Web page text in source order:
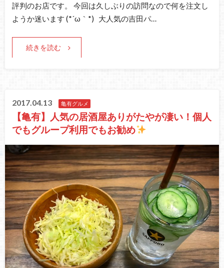
評判のお店です。 今回は久しぶりの訪問なので何を注文し
ようか迷います (*´ω｀*) 大人気の吉田パ…
続きを読む
2017.04.13 亀有グルメ
【亀有】人気の居酒屋ありがたやが凄い！個人
でもグループ利用でもお勧め